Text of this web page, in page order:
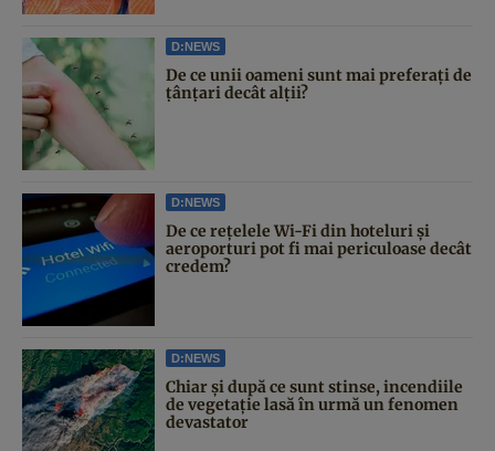
D:NEWS
De ce unii oameni sunt mai preferați de
țânțari decât alții?
D:NEWS
De ce rețelele Wi-Fi din hoteluri și
aeroporturi pot fi mai periculoase decât
credem?
D:NEWS
Chiar și după ce sunt stinse, incendiile
de vegetație lasă în urmă un fenomen
devastator